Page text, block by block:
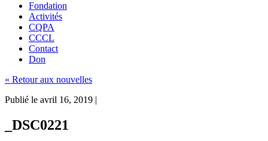
Fondation
Activités
CQPA
CCCL
Contact
Don
« Retour aux nouvelles
Publié le avril 16, 2019 |
_DSC0221